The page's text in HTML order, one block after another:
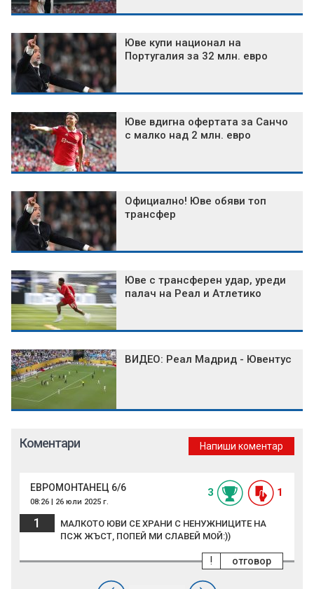
Юве купи национал на
Португалия за 32 млн. евро
Юве вдигна офертата за Санчо
с малко над 2 млн. евро
Официално! Юве обяви топ
трансфер
Юве с трансферен удар, уреди
палач на Реал и Атлетико
ВИДЕО: Реал Мадрид - Ювентус
Коментари Напиши коментар
ЕВРОМОНТАНЕЦ 6/6
08:26 | 26 юли 2025 г.
3 1
1
МАЛКОТО ЮВИ СЕ ХРАНИ С НЕНУЖНИЦИТЕ НА
ПСЖ ЖЪСТ, ПОПЕЙ МИ СЛАВЕЙ МОЙ:))
отговор
!